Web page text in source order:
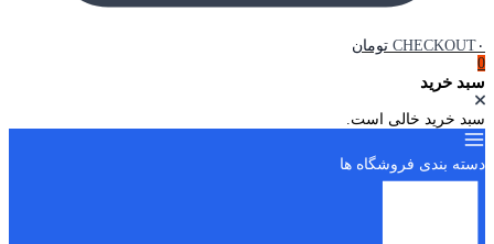
CHECKOUT ۰ تومان
0
سبد خرید
سبد خرید خالی است.
دسته بندی فروشگاه ها